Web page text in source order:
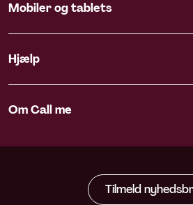
Mobiler og tablets
Hjælp
Om Call me
Tilmeld